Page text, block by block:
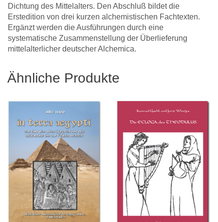
Dichtung des Mittelalters. Den Abschluß bildet die
Erstedition von drei kurzen alchemistischen Fachtexten.
Ergänzt werden die Ausführungen durch eine
systematische Zusammenstellung der Überlieferung
mittelalterlicher deutscher Alchemica.
Ähnliche Produkte